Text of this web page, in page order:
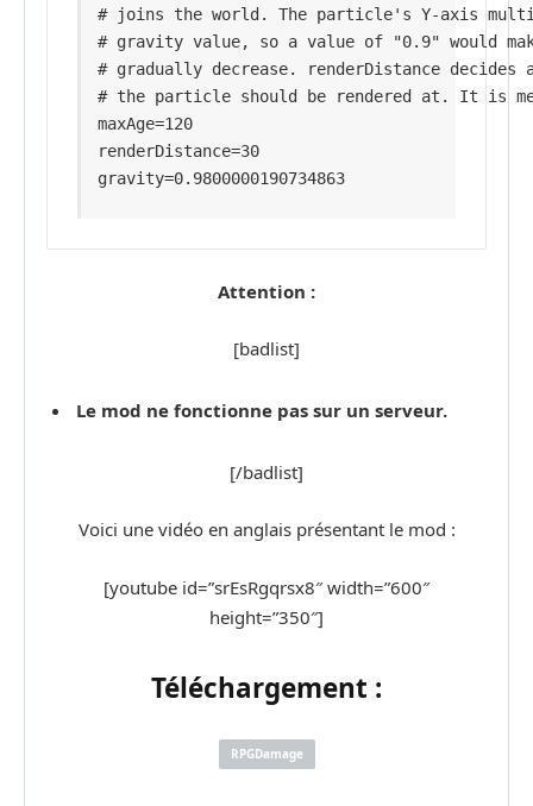
# joins the world. The particle's Y-axis
# gravity value, so a value of "0.9" would
# gradually decrease. renderDistance decides
# the particle should be rendered at. It is
maxAge=120
renderDistance=30
gravity=0.9800000190734863
Attention :
[badlist]
Le mod ne fonctionne pas sur un serveur.
[/badlist]
Voici une vidéo en anglais présentant le mod :
[youtube id=”srEsRgqrsx8″ width=”600″
height=”350″]
Téléchargement :
RPGDamage